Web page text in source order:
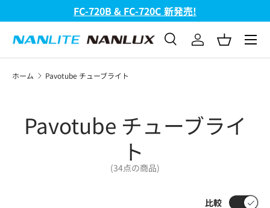
コンテンツへスキップ
FC-720B & FC-720C 新発売!
検索
検索 ログインバスケッ
メニ
ホーム Pavotube チューブライト
Pavotube チューブライ
ト
(34点の商品)
比較